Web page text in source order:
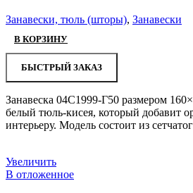
Занавески, тюль (шторы), Занавески
В КОРЗИНУ
БЫСТРЫЙ ЗАКАЗ
Занавеска 04С1999-Г50 размером
белый тюль-кисея, который добавит
интерьеру. Модель состоит из
Увеличить
В отложенное